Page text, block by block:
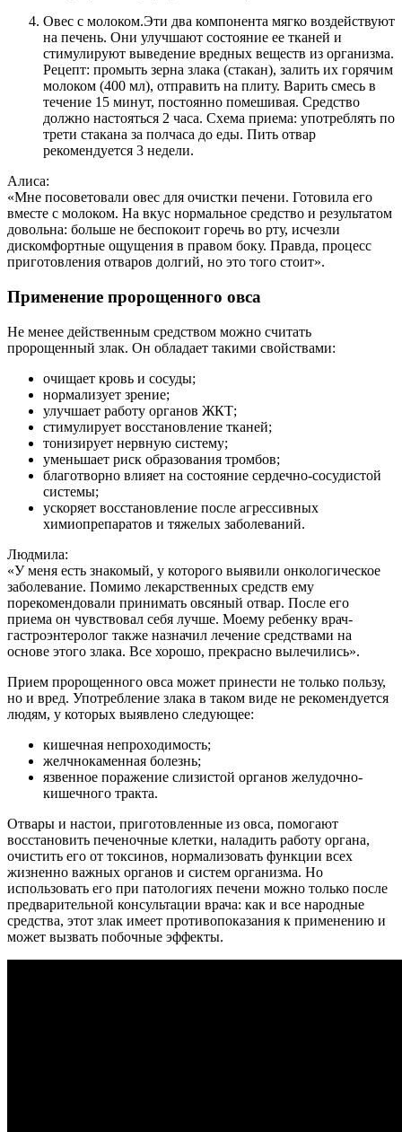
Овес с молоком.Эти два компонента мягко воздействуют
на печень. Они улучшают состояние ее тканей и
стимулируют выведение вредных веществ из организма.
Рецепт: промыть зерна злака (стакан), залить их горячим
молоком (400 мл), отправить на плиту. Варить смесь в
течение 15 минут, постоянно помешивая. Средство
должно настояться 2 часа. Схема приема: употреблять по
трети стакана за полчаса до еды. Пить отвар
рекомендуется 3 недели.
Алиса:
«Мне посоветовали овес для очистки печени. Готовила его
вместе с молоком. На вкус нормальное средство и результатом
довольна: больше не беспокоит горечь во рту, исчезли
дискомфортные ощущения в правом боку. Правда, процесс
приготовления отваров долгий, но это того стоит».
Применение пророщенного овса
Не менее действенным средством можно считать
пророщенный злак. Он обладает такими свойствами:
очищает кровь и сосуды;
нормализует зрение;
улучшает работу органов ЖКТ;
стимулирует восстановление тканей;
тонизирует нервную систему;
уменьшает риск образования тромбов;
благотворно влияет на состояние сердечно-сосудистой
системы;
ускоряет восстановление после агрессивных
химиопрепаратов и тяжелых заболеваний.
Людмила:
«У меня есть знакомый, у которого выявили онкологическое
заболевание. Помимо лекарственных средств ему
порекомендовали принимать овсяный отвар. После его
приема он чувствовал себя лучше. Моему ребенку врач-
гастроэнтеролог также назначил лечение средствами на
основе этого злака. Все хорошо, прекрасно вылечились».
Прием пророщенного овса может принести не только пользу,
но и вред. Употребление злака в таком виде не рекомендуется
людям, у которых выявлено следующее:
кишечная непроходимость;
желчнокаменная болезнь;
язвенное поражение слизистой органов желудочно-
кишечного тракта.
Отвары и настои, приготовленные из овса, помогают
восстановить печеночные клетки, наладить работу органа,
очистить его от токсинов, нормализовать функции всех
жизненно важных органов и систем организма. Но
использовать его при патологиях печени можно только после
предварительной консультации врача: как и все народные
средства, этот злак имеет противопоказания к применению и
может вызвать побочные эффекты.